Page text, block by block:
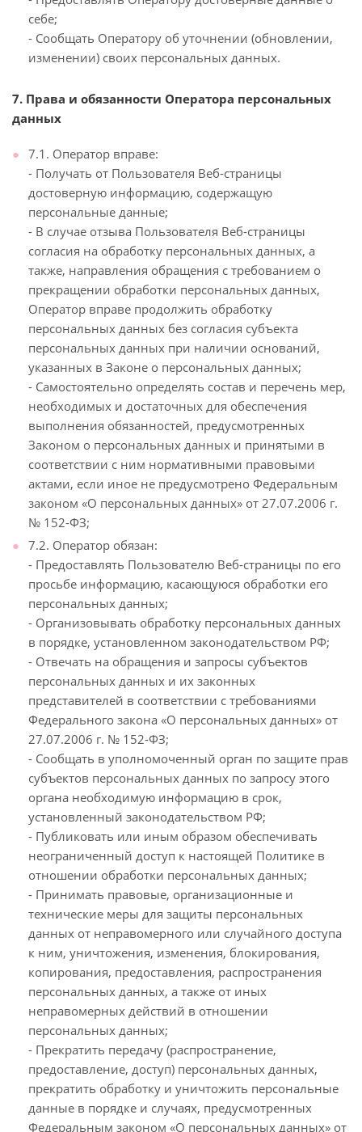
себе;
- Сообщать Оператору об уточнении (обновлении,
изменении) своих персональных данных.
7. Права и обязанности Оператора персональных
данных
7.1. Оператор вправе:
- Получать от Пользователя Веб-страницы
достоверную информацию, содержащую
персональные данные;
- В случае отзыва Пользователя Веб-страницы
согласия на обработку персональных данных, а
также, направления обращения с требованием о
прекращении обработки персональных данных,
Оператор вправе продолжить обработку
персональных данных без согласия субъекта
персональных данных при наличии оснований,
указанных в Законе о персональных данных;
- Самостоятельно определять состав и перечень мер,
необходимых и достаточных для обеспечения
выполнения обязанностей, предусмотренных
Законом о персональных данных и принятыми в
соответствии с ним нормативными правовыми
актами, если иное не предусмотрено Федеральным
законом «О персональных данных» от 27.07.2006 г.
№ 152-ФЗ;
7.2. Оператор обязан:
- Предоставлять Пользователю Веб-страницы по его
просьбе информацию, касающуюся обработки его
персональных данных;
- Организовывать обработку персональных данных
в порядке, установленном законодательством РФ;
- Отвечать на обращения и запросы субъектов
персональных данных и их законных
представителей в соответствии с требованиями
Федерального закона «О персональных данных» от
27.07.2006 г. № 152-ФЗ;
- Сообщать в уполномоченный орган по защите прав
субъектов персональных данных по запросу этого
органа необходимую информацию в срок,
установленный законодательством РФ;
- Публиковать или иным образом обеспечивать
неограниченный доступ к настоящей Политике в
отношении обработки персональных данных;
- Принимать правовые, организационные и
технические меры для защиты персональных
данных от неправомерного или случайного доступа
к ним, уничтожения, изменения, блокирования,
копирования, предоставления, распространения
персональных данных, а также от иных
неправомерных действий в отношении
персональных данных;
- Прекратить передачу (распространение,
предоставление, доступ) персональных данных,
прекратить обработку и уничтожить персональные
данные в порядке и случаях, предусмотренных
Федеральным законом «О персональных данных» от